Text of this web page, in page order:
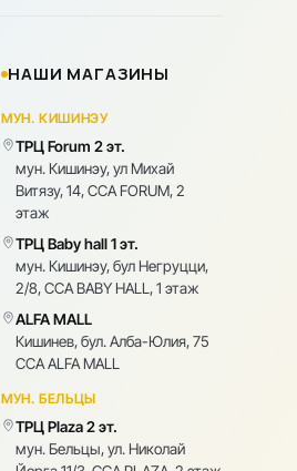
НАШИ МАГАЗИНЫ
МУН. КИШИНЭУ
ТРЦ Forum 2 эт.
мун. Кишинэу, ул Михай
Витязу, 14, CCA FORUM, 2
этаж
ТРЦ Baby hall 1 эт.
мун. Кишинэу, бул Негруцци,
2/8, CCA BABY HALL, 1 этаж
ALFA MALL
Кишинев, бул. Алба-Юлия, 75
CCA ALFA MALL
МУН. БЕЛЬЦЫ
ТРЦ Plaza 2 эт.
мун. Бельцы, ул. Николай